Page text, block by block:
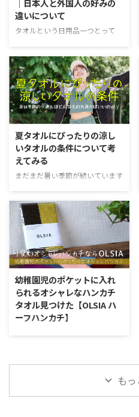
｜日本人と外国人の好みの
違いについて
タオルという日用品一つとって
というのを感じます。 日本人と
外国人がそれぞれタオルに持って
いる感覚の違いは、単なる素材や
サイズの選好だけでなく、生活様
式、美意識に深く根ざしたものに
なります。 今回は海外と日本の
タオルとの付き合い方の違いにつ
いてみていきましょう。 日本人
のタオル観は『機能と礼儀』 日
本人は「柔らかさ」「吸水性」
「肌ざわり」を非常に重視しま
に「触れた瞬間に吸水する」性能
が品質基準として定められている
のは、日本人がタオルに「快適
さ」と「 ...
夏タオルにぴったりの涼し
いタオルの条件について考
えてみる
まだまだ暑い季節が続いています
し冷たいくらいのシャワーを浴び
た方が気持ちが良かったりする気
候ですよね。実際に我が家で子供
たちをお風呂に入れるときには、
身体を温めてから仕上げにお水を
かけてあげています。 クーラー
のついたお部屋に入る瞬間の涼し
さはたまりません。 今回は、そ
んな暑い季節にぴったりのタオル
はどんなものを選べばいいのか考
察してみました。 夏にぴったり
には、逆に使い ...
幼稚園児のポケットに入れ
られるオシャレなハンカチ
タオル見つけた【OLSIA ハ
ーフハンカチ】
ら、コンパクトというのが条件と
なってきます。ただ、園が指定しも